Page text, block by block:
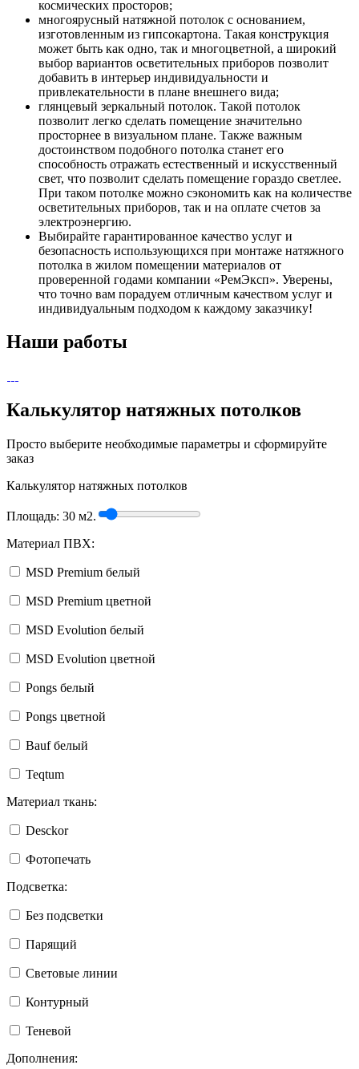
космических просторов;
многоярусный натяжной потолок с основанием,
изготовленным из гипсокартона. Такая конструкция
может быть как одно, так и многоцветной, а широкий
выбор вариантов осветительных приборов позволит
добавить в интерьер индивидуальности и
привлекательности в плане внешнего вида;
глянцевый зеркальный потолок. Такой потолок
позволит легко сделать помещение значительно
просторнее в визуальном плане. Также важным
достоинством подобного потолка станет его
способность отражать естественный и искусственный
свет, что позволит сделать помещение гораздо светлее.
При таком потолке можно сэкономить как на количестве
осветительных приборов, так и на оплате счетов за
электроэнергию.
Выбирайте гарантированное качество услуг и
безопасность использующихся при монтаже натяжного
потолка в жилом помещении материалов от
проверенной годами компании «РемЭксп». Уверены,
что точно вам порадуем отличным качеством услуг и
индивидуальным подходом к каждому заказчику!
Наши работы
Калькулятор натяжных потолков
Просто выберите необходимые параметры и сформируйте
заказ
Калькулятор натяжных потолков
Площадь: 30 м2.
Материал ПВХ:
MSD Premium белый
MSD Premium цветной
MSD Evolution белый
MSD Evolution цветной
Pongs белый
Pongs цветной
Bauf белый
Teqtum
Материал ткань:
Desckor
Фотопечать
Подсветка:
Без подсветки
Парящий
Световые линии
Контурный
Теневой
Дополнения: